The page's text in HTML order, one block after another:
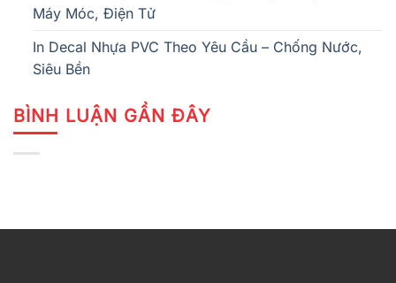
Máy Móc, Điện Tử
In Decal Nhựa PVC Theo Yêu Cầu – Chống Nước,
Siêu Bền
BÌNH LUẬN GẦN ĐÂY